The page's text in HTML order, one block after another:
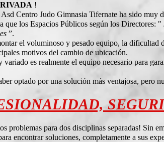
!
Centro Judo Gimnasia Tifernate ha sido muy
que los Espacios Públicos según los Directores: "
”.
el voluminoso y pesado equipo, la dificultad
motivos del cambio de ubicación.
es realmente el equipo necesario para
optado por una solución más ventajosa, pero
problemas para dos disciplinas separadas! Sin
encontrar soluciones, completamente a sus